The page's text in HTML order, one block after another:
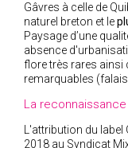
2005
2004
Gâvres à celle de
naturel breton et le
Paysage d’une
absence
flore très rares ainsi
remarquables
La
L'attribution du
2018 au Syndicat